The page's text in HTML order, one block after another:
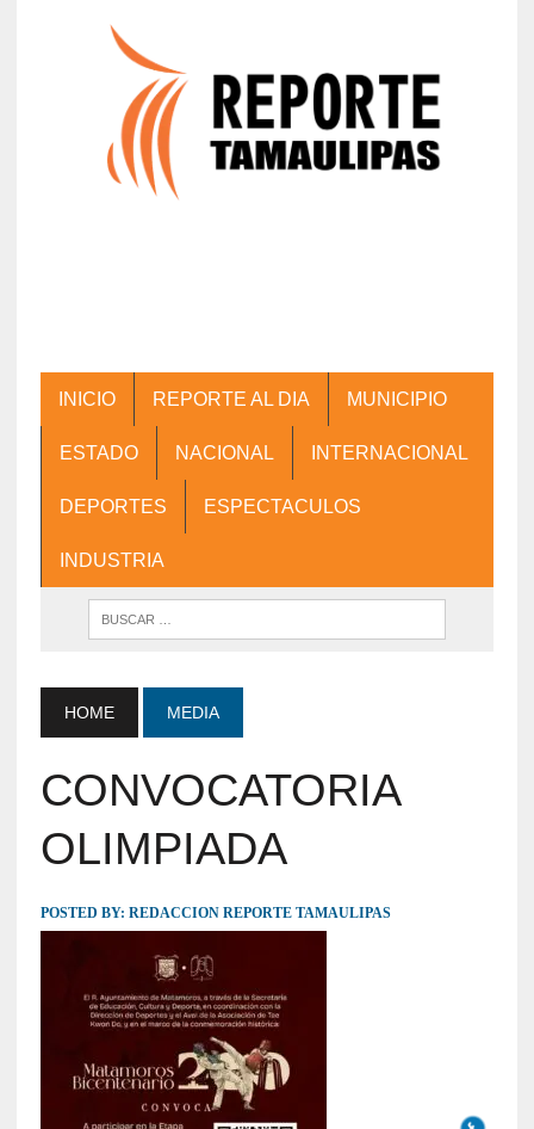
INICIO REPORTE AL DIA MUNICIPIO
ESTADO NACIONAL INTERNACIONAL
DEPORTES ESPECTACULOS
INDUSTRIA
HOME MEDIA
CONVOCATORIA
OLIMPIADA
POSTED BY: REDACCION REPORTE TAMAULIPAS